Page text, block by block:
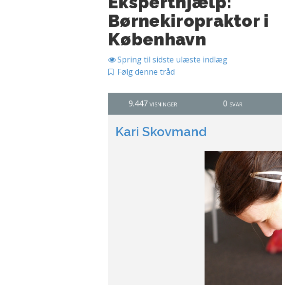
Børnekiropraktor i
København
Spring til sidste ulæste indlæg
Følg denne tråd
9.447 visninger 0 svar
Kari Skovmand